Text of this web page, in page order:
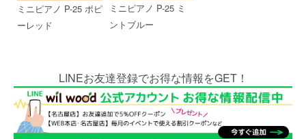
ミニピアノ P-25 ポピ
ーレッド
ミニピアノ P-25 ミ
ントブルー
LINEお友達登録でお得な情報をGET！